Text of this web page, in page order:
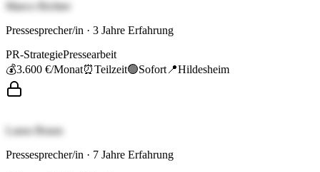
Marco Richter
Pressesprecher/in · 3 Jahre Erfahrung
PR-StrategiePressearbeit
💰3.600 €/Monat⏰Teilzeit🟢Sofort 📍Hildesheim
Laura Braun
Pressesprecher/in · 7 Jahre Erfahrung